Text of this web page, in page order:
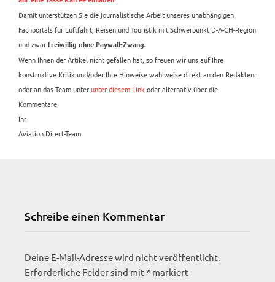
Damit unterstützen Sie die journalistische Arbeit unseres unabhängigen
Fachportals für Luftfahrt, Reisen und Touristik mit Schwerpunkt D-A-CH-Region
und zwar freiwillig ohne Paywall-Zwang.
Wenn Ihnen der Artikel nicht gefallen hat, so freuen wir uns auf Ihre
konstruktive Kritik und/oder Ihre Hinweise wahlweise direkt an den Redakteur
oder an das Team unterunter diesem Linkoder alternativ über die
Kommentare.
Ihr
Aviation.Direct-Team
Schreibe einen Kommentar
Deine E-Mail-Adresse wird nicht veröffentlicht.
Erforderliche Felder sind mit* markiert